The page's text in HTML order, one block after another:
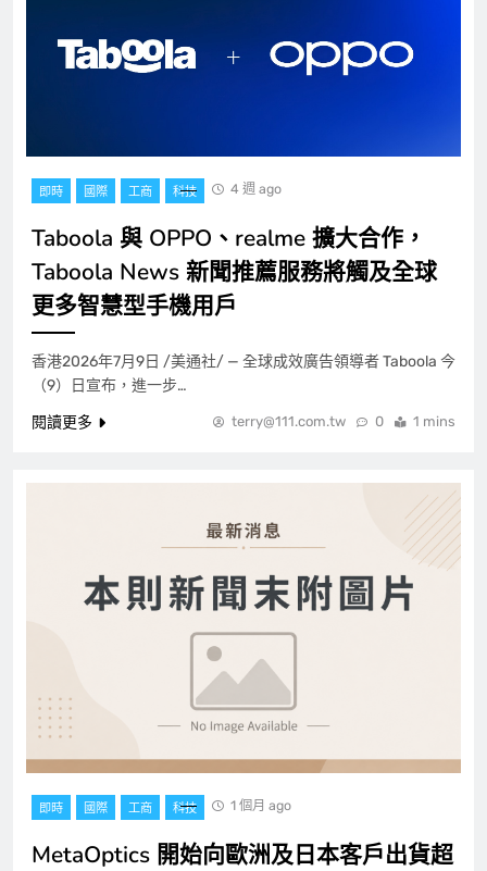
即時 國際 工商 科技 4 週 ago
Taboola 與 OPPO、realme 擴大合作，
Taboola News 新聞推薦服務將觸及全球
更多智慧型手機用戶
香港2026年7月9日 /美通社/ — 全球成效廣告領導者 Taboola 今
（9）日宣布，進一步…
閱讀更多
terry@111.com.tw 0 1 mins
即時 國際 工商 科技 1 個月 ago
MetaOptics 開始向歐洲及日本客戶出貨超